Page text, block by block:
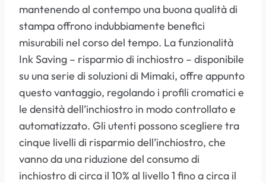
mantenendo al contempo una buona qualità di
stampa offrono indubbiamente benefici
misurabili nel corso del tempo. La funzionalità
Ink Saving – risparmio di inchiostro – disponibile
su una serie di soluzioni di Mimaki, offre appunto
questo vantaggio, regolando i profili cromatici e
le densità dell’inchiostro in modo controllato e
automatizzato. Gli utenti possono scegliere tra
cinque livelli di risparmio dell’inchiostro, che
vanno da una riduzione del consumo di
inchiostro di circa il 10% al livello 1 fino a circa il